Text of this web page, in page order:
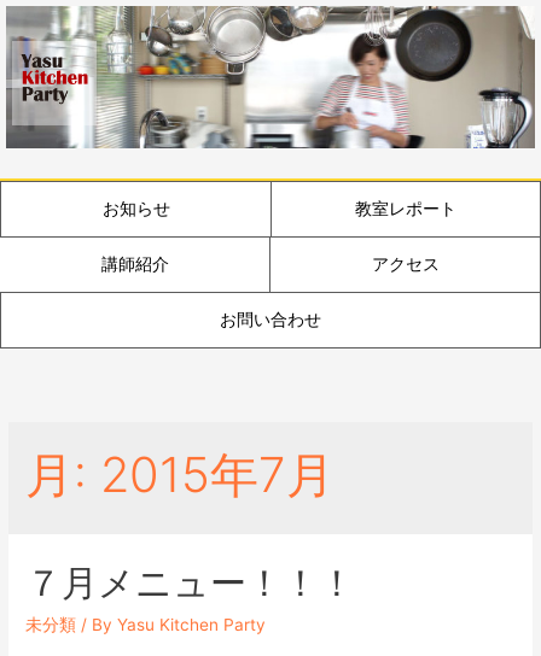
お知らせ 教室レポート
講師紹介 アクセス
お問い合わせ
月: 2015年7月
７月メニュー！！！
未分類 / ByYasu Kitchen Party